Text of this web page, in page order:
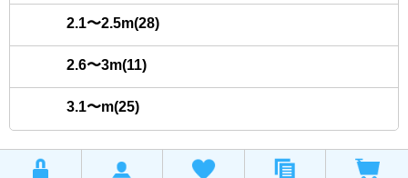
2.1〜2.5m(28)
2.6〜3m(11)
3.1〜m(25)